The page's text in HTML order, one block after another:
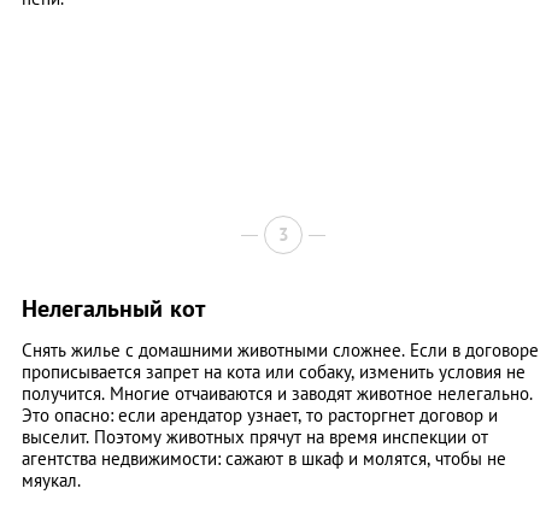
3
Нелегальный кот
Снять жилье с домашними животными сложнее. Если в договоре
прописывается запрет на кота или собаку, изменить условия не
получится. Многие отчаиваются и заводят животное нелегально.
Это опасно: если арендатор узнает, то расторгнет договор и
выселит. Поэтому животных прячут на время инспекции от
агентства недвижимости: сажают в шкаф и молятся, чтобы не
мяукал.